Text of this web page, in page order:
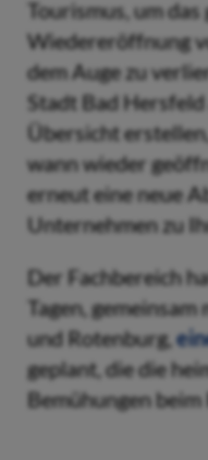
Tourismus, um
Wiedereröffnung
dem Auge zu
Stadt Bad
Übersicht
wann wieder
erneut eine neue
Unternehmen zu
Der Fachbereich
Tagen,
und Rotenburg,
geplant, die die
Bemühungen